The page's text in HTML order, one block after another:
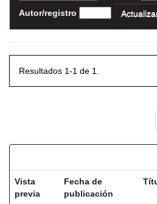
Autor/registro
Resultados 1-1 de 1.
Vista
previa
Fecha de
publicación